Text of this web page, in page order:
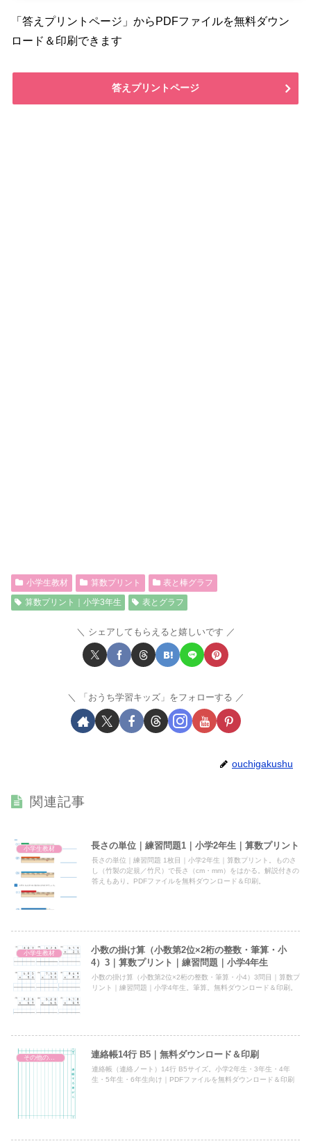
「答えプリントページ」からPDFファイルを無料ダウン
ロード＆印刷できます
答えプリントページ
小学生教材 算数プリント
表と棒グラフ
算数プリント｜小学3年生
表とグラフ
シェアしてもらえると嬉しいです
「おうち学習キッズ」をフォローする
ouchigakushu
関連記事
小学生教材 長さの単位｜練習問題1｜小学2年生｜算数プリント
長さの単位｜練習問題 1枚目｜小学2年生｜算数プリント。ものさ
し（竹製の定規／竹尺）で長さ（cm・mm）をはかる。解説付きの
答えもあり。PDFファイルを無料ダウンロード＆印刷。
小学生教材
小数の掛け算（小数第2位×2桁の整数・筆算・小
4）3｜算数プリント｜練習問題｜小学4年生
小数の掛け算（小数第2位×2桁の整数・筆算・小4）3問目｜算数プ
リント｜練習問題｜小学4年生。筆算。無料ダウンロード＆印刷。
その他のプリント 連絡帳14行 B5｜無料ダウンロード＆印刷
連絡帳（連絡ノート）14行 B5サイズ。小学2年生・3年生・4年
生・5年生・6年生向け｜PDFファイルを無料ダウンロード＆印刷